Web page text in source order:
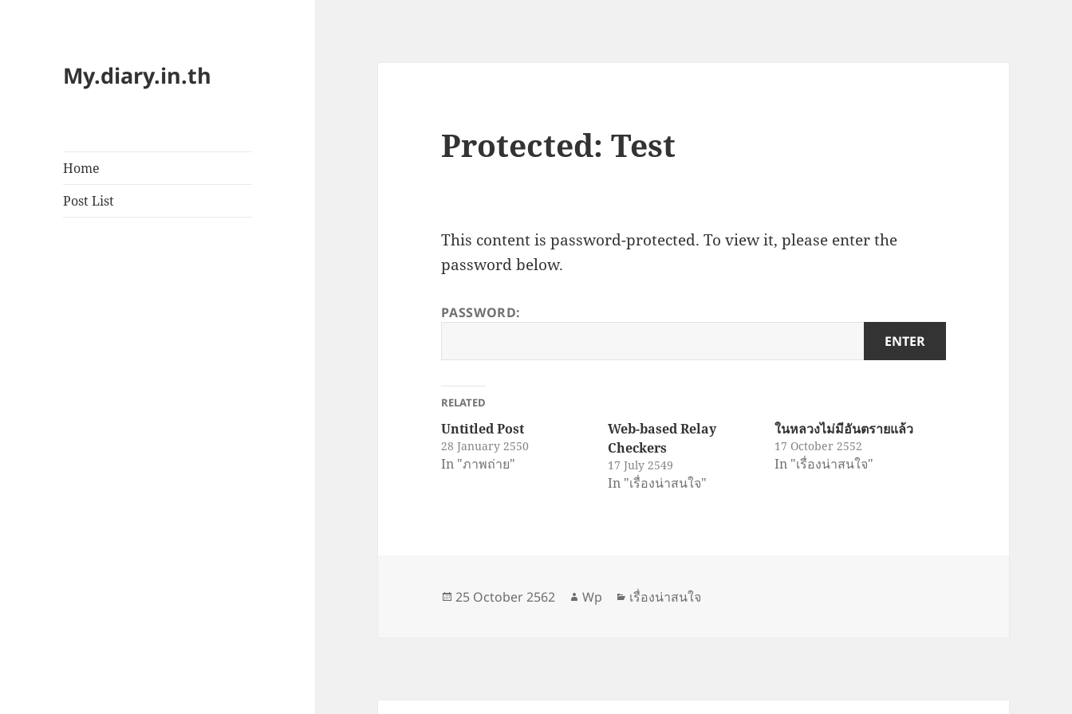
My.diary.in.th
Home
Post List
Protected: Test
This content is password-protected. To view it, please enter the
password below.
PASSWORD:
RELATED
Untitled Post
28 January 2550
In "ภาพถ่าย"
Web-based Relay
Checkers
17 July 2549
In "เรื่องน่าสนใจ"
ในหลวงไม่มีอันตรายแล้ว
17 October 2552
In "เรื่องน่าสนใจ"
Posted
25 October 2562 Author
Wp Categories
เรื่องน่าสนใจ